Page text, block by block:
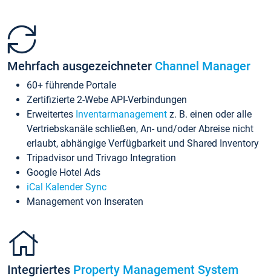
Mehrfach ausgezeichneter Channel Manager
60+ führende Portale
Zertifizierte 2-Webe API-Verbindungen
Erweitertes Inventarmanagement z. B. einen oder alle
Vertriebskanäle schließen, An- und/oder Abreise nicht
erlaubt, abhängige Verfügbarkeit und Shared Inventory
Tripadvisor und Trivago Integration
Google Hotel Ads
iCal Kalender Sync
Management von Inseraten
Integriertes Property Management System